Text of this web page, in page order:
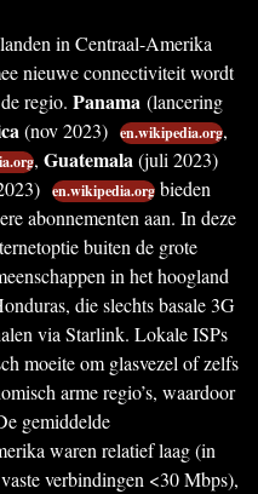
in Centraal-Amerika
nieuwe connectiviteit wordt
regio. Panama (lancering
(nov 2023) en.wikipedia.org,
, Guatemala(juli 2023)
en.wikipedia.org bieden
abonnementen aan. In deze
buiten de grote
in het hoogland
die slechts basale 3G
via Starlink. Lokale ISPs
moeite om glasvezel of zelfs
arme regio’s, waardoor
gemiddelde
waren relatief laag (in
verbindingen <30 Mbps),